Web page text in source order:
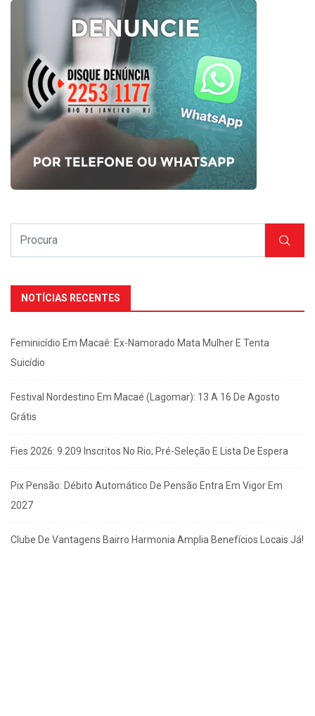
NOTÍCIAS RECENTES
Feminicídio Em Macaé: Ex-Namorado Mata Mulher E Tenta
Suicídio
Festival Nordestino Em Macaé (Lagomar): 13 A 16 De Agosto
Grátis
Fies 2026: 9.209 Inscritos No Rio; Pré-Seleção E Lista De Espera
Pix Pensão: Débito Automático De Pensão Entra Em Vigor Em
2027
Clube De Vantagens Bairro Harmonia Amplia Benefícios Locais Já!